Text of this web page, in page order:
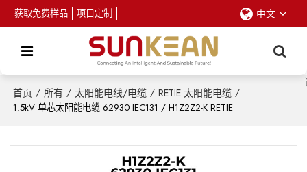
获取免费样品 项目定制 中文
首页 / 所有 / 太阳能电线/电缆 / RETIE 太阳能电缆 /
1.5kV 单芯太阳能电缆 62930 IEC131 / H1Z2Z2-K RETIE